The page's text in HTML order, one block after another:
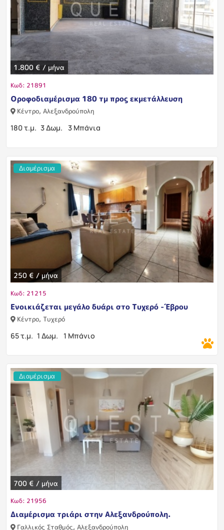
1.800 € / μήνα
Κωδ: 21891
Οροφοδιαμέρισμα 180 τμ προς εκμετάλλευση
Κέντρο, Αλεξανδρούπολη
180 τ.μ. 3 Δωμ. 3 Μπάνια
Διαμέρισμα
250 € / μήνα
Κωδ: 21215
Ενοικιάζεται μεγάλο δυάρι στο Τυχερό -Έβρου
Κέντρο, Τυχερό
65 τ.μ. 1 Δωμ. 1 Μπάνιο
Διαμέρισμα
700 € / μήνα
Κωδ: 21956
Διαμέρισμα τριάρι στην Αλεξανδρούπολη.
Γαλλικός Σταθμός, Αλεξανδρούπολη